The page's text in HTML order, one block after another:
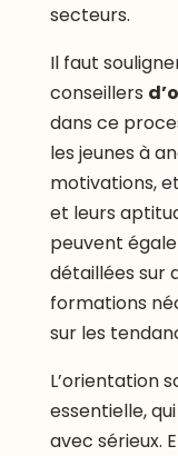
secteurs.
Il faut
conseillers
dans ce
les jeunes à
motivations,
et leurs
peuvent
détaillées sur
formations
sur les
L’orientation
essentielle,
avec sérieux.